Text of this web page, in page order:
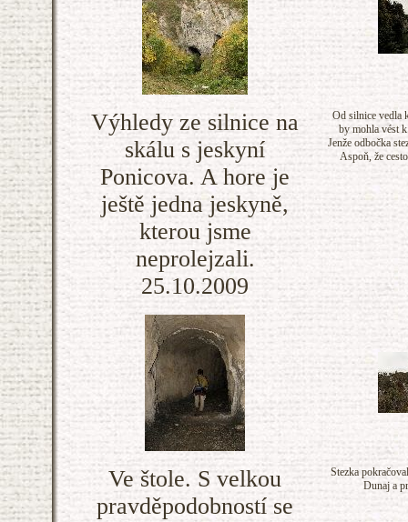
Výhledy ze silnice na
skálu s jeskyní
Ponicova. A hore je
ještě jedna jeskyně,
kterou jsme
neprolejzali.
25.10.2009
Od silnice vedla
by mohla vést
Jenže odbočka
Aspoň, že
Ve štole. S velkou
pravděpodobností se
Stezka
Dunaj a